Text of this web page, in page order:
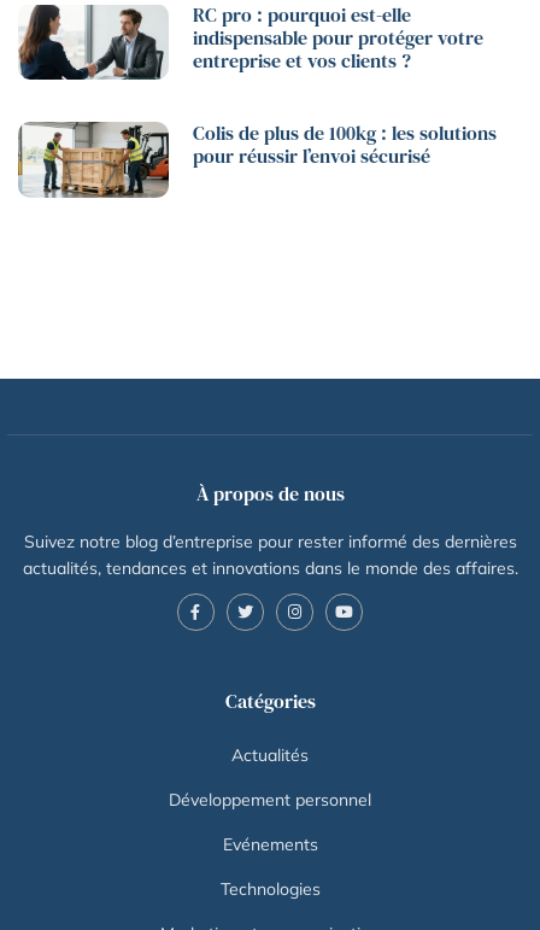
RC pro : pourquoi est-elle
indispensable pour protéger votre
entreprise et vos clients ?
Colis de plus de 100kg : les solutions
pour réussir l’envoi sécurisé
À propos de nous
Suivez notre blog d’entreprise pour rester informé des dernières
actualités, tendances et innovations dans le monde des affaires.
Catégories
Actualités
Développement personnel
Evénements
Technologies